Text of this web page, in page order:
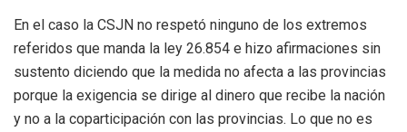
En el caso la CSJN no respetó ninguno de los extremos
referidos que manda la ley 26.854 e hizo afirmaciones sin
sustento diciendo que la medida no afecta a las provincias
porque la exigencia se dirige al dinero que recibe la nación
y no a la coparticipación con las provincias. Lo que no es